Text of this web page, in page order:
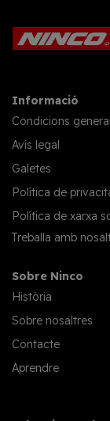
Informació
Condicions
Avís legal
Galetes
Política de
Política de xarxa
Treballa amb
Sobre Ninco
Història
Sobre nosaltres
Contacte
Aprendre